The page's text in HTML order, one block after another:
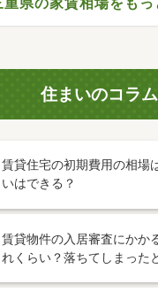
住まいのコラム
賃貸住宅の初期費用の相場
いはできる？
賃貸物件の入居審査にかか
れくらい？落ちてしまった